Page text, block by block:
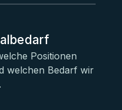
Positionen
welchen Bedarf wir